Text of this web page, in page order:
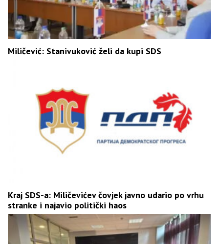
Miličević: Stanivuković želi da kupi SDS
Kraj SDS-a: Miličevićev čovjek javno udario po vrhu
stranke i najavio politički haos